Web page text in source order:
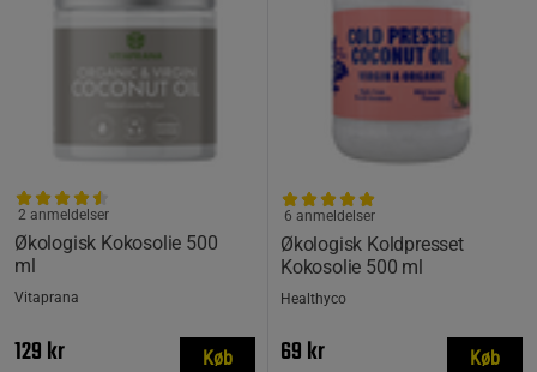
Økologisk Kokosolie 500
ml
2 anmeldelser
Vitaprana
129 kr Køb
Økologisk Koldpresset
Kokosolie 500 ml
6 anmeldelser
Healthyco
69 kr Køb